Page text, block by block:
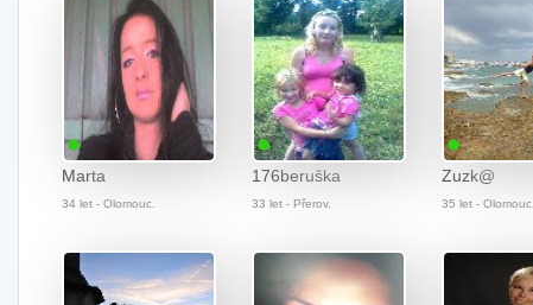
Marta
34 let - Olomouc.
176beruška
33 let - Přerov.
Zuzk@
35 let - Olomouc.